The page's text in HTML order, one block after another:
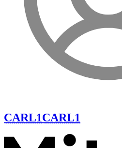
CARL1CARL1